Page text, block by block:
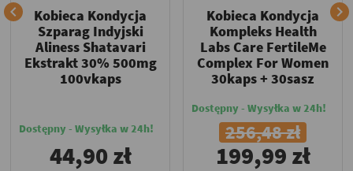

Kobieca Kondycja
Szparag Indyjski
Aliness Shatavari
Ekstrakt 30% 500mg
100vkaps
Dostępny - Wysyłka w 24h!
44,90 zł
Kobieca Kondycja
Kompleks Health
Labs Care FertileMe
Complex For Women
30kaps + 30sasz
Dostępny - Wysyłka w 24h!
256,48 zł
199,99 zł
